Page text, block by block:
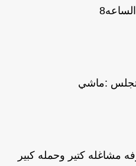
:ماشي
مشاغله كتير وحمله كبير